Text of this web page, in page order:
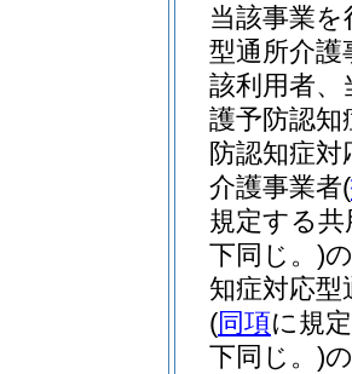
当該事業
型通所介護
該利用者、
護予防認知
防認知症
介護事業者(
規定する
下同じ。)
知症対応型
(同項に規
下同じ。)